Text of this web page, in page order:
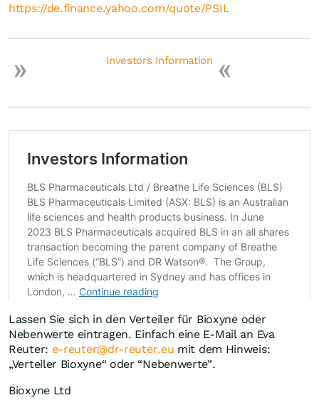
https://de.finance.yahoo.com/quote/PSIL
Investors Information
Lassen Sie sich in den Verteiler für Bioxyne oder
Nebenwerte eintragen. Einfach eine E-Mail an Eva
Reuter: e-reuter@dr-reuter.eu mit dem Hinweis:
„Verteiler Bioxyne“ oder “Nebenwerte”.
Bioxyne Ltd